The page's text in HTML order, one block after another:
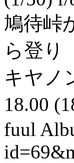
鳩待峠
ら登り
キヤノ
18.00
fuul